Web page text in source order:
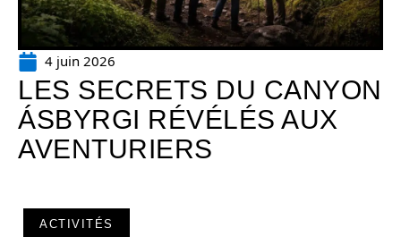
4 juin 2026
LES SECRETS DU CANYON
ÁSBYRGI RÉVÉLÉS AUX
AVENTURIERS
ACTIVITÉS